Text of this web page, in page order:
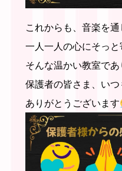
これからも、音楽を通
一人一人の心にそっ
そんな温かい教室で
保護者の皆さま、い
ありがとうございます